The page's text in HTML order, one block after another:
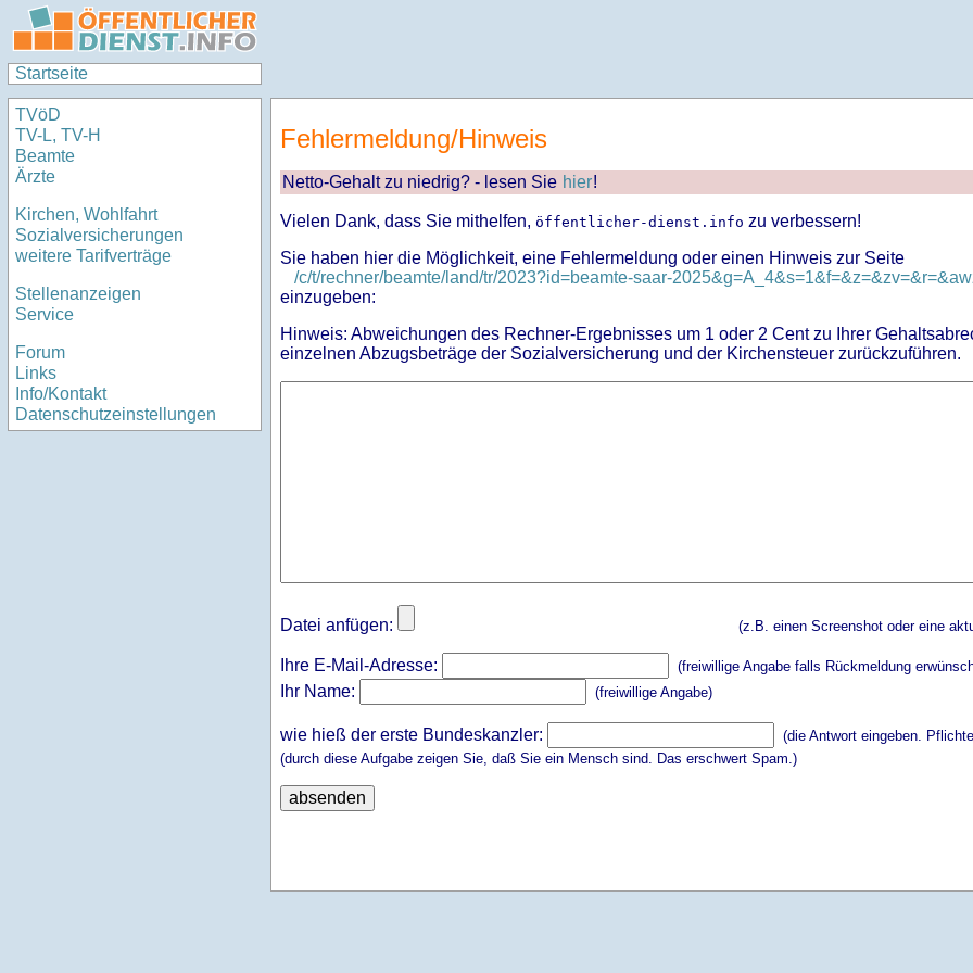
Startseite
TVöD
TV-L, TV-H
Beamte
Ärzte
Kirchen, Wohlfahrt
Sozialversicherungen
weitere Tarifverträge
Stellenanzeigen
Service
Forum
Links
Info/Kontakt
Datenschutzeinstellungen
Fehlermeldung/Hinweis
Netto-Gehalt zu niedrig? - lesen Sie hier!
Vielen Dank, dass Sie mithelfen, öffentlicher-dienst.info zu verbessern!
Sie haben hier die Möglichkeit, eine Fehlermeldung oder einen Hinweis zur Seite
/c/t/rechner/beamte/land/tr/2023?id=beamte-saar-
einzugeben:
Hinweis: Abweichungen des Rechner-Ergebnisses um 1 oder 2 Cent zu Ihrer
einzelnen Abzugsbeträge der Sozialversicherung und der Kirchensteuer zurückzuführen.
Datei anfügen: (z.B. einen Screenshot oder eine
Ihre E-Mail-Adresse: (freiwillige Angabe falls Rückmeldung
Ihr Name: (freiwillige Angabe)
wie hieß der erste Bundeskanzler:
(die Antwort eingeben.
(durch diese Aufgabe zeigen Sie, daß Sie ein Mensch sind. Das erschwert Spam.)